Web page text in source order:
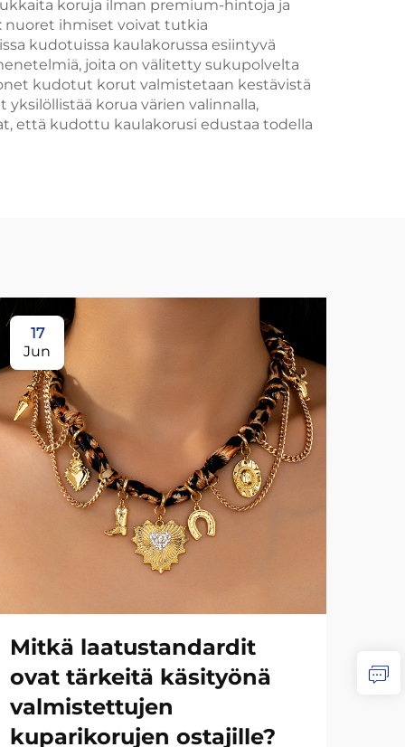
koruja ilman premium-hintoja ja
nuoret ihmiset voivat tutkia
kudotuissa kaulakorussa esiintyvä
joita on välitetty sukupolvelta
kudotut korut valmistetaan kestävistä
korua värien valinnalla,
että kudottu kaulakorusi edustaa todella
17
Jun
Mitkä laatustandardit
ovat tärkeitä käsityönä
valmistettujen
kuparikorujen ostajille?